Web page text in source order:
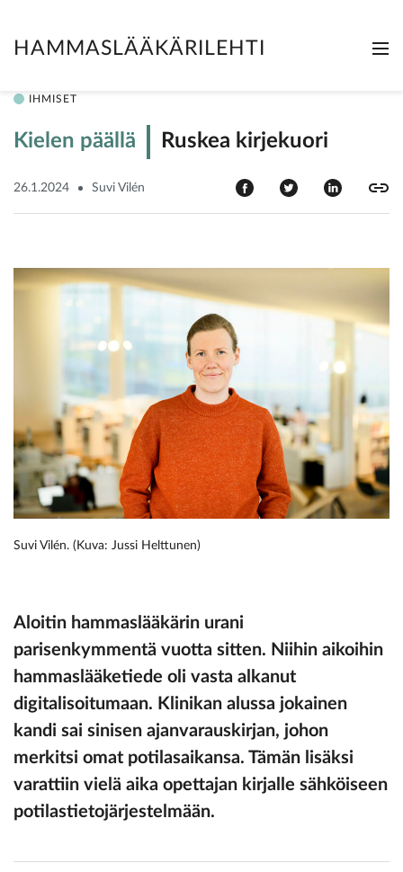
HAMMASLÄÄKÄRILEHTI
IHMISET
Kielen päällä Ruskea kirjekuori
26.1.2024 Suvi Vilén
Suvi Vilén. (Kuva: Jussi Helttunen)
Aloitin hammaslääkärin urani
parisenkymmentä vuotta sitten. Niihin aikoihin
hammaslääketiede oli vasta alkanut
digitalisoitumaan. Klinikan alussa jokainen
kandi sai sinisen ajanvarauskirjan, johon
merkitsi omat potilasaikansa. Tämän lisäksi
varattiin vielä aika opettajan kirjalle sähköiseen
potilastietojärjestelmään.